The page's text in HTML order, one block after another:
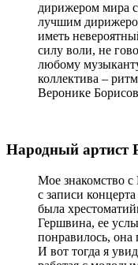
дирижером мира
лучшим
иметь
силу воли, не
любому
коллектива –
Веронике
Народный
Мое знакомство с
с записи
была
Гершвина, ее
понравилось, она
И вот тогда я